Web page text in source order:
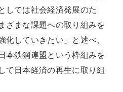
しては社会経済発展のた
ざまな課題への取り組みを
化していきたい」と述べ、
本鉄鋼連盟という枠組みを
て日本経済の再生に取り組